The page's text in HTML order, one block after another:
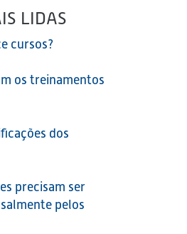
LIDAS
cursos?
os treinamentos
dos
precisam ser
pelos